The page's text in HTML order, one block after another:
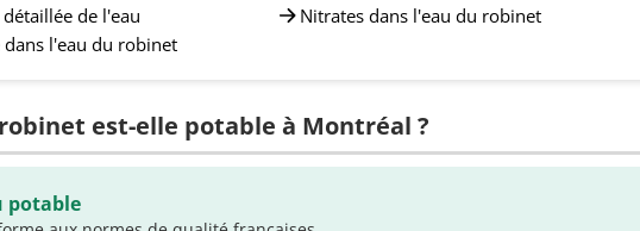
de l'eau
dans l'eau du robinet
Nitrates dans l'eau du robinet
est-elle potable à Montréal ?
potable